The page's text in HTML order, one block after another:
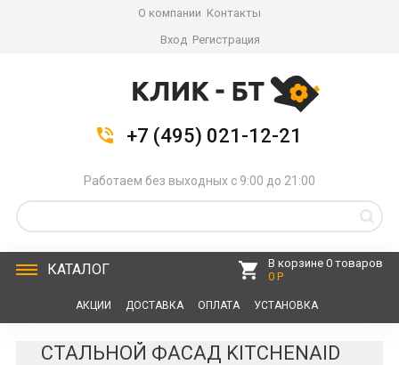
О компании Контакты
Вход Регистрация
+7 (495) 021-12-21
Работаем без выходных с 9:00 до 21:00
КАТАЛОГ
В корзине 0 товаров
0 Р
АКЦИИ ДОСТАВКА ОПЛАТА УСТАНОВКА
КОНТАКТЫ
СТАЛЬНОЙ ФАСАД KITCHENAID